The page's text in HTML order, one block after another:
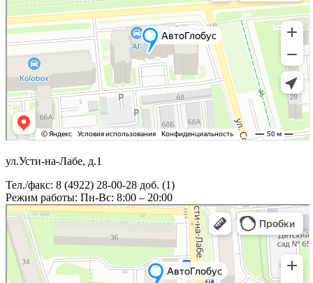
ул.Усти-на-Лабе, д.1
Тел./факс: 8 (4922) 28-00-28 доб. (1)
Режим работы: Пн-Вс: 8:00 – 20:00